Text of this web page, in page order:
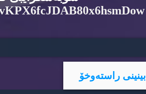
بینینی راسته‌وخۆ